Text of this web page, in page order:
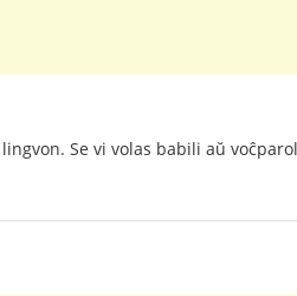
Se vi volas babili aŭ